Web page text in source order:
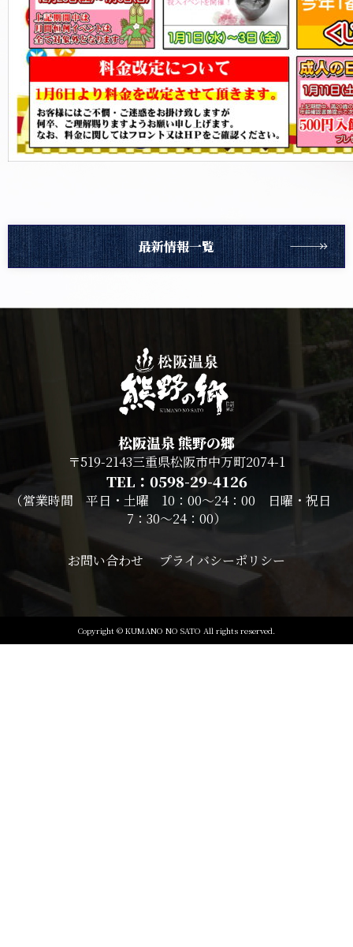
最新情報一覧
松阪温泉 熊野の郷
〒519-2143三重県松阪市中万町2074-1
TEL：0598-29-4126
（営業時間 平日・土曜 10：00～24：00 日曜・祝日
7：30～24：00）
お問い合わせ プライバシーポリシー
Copyright © KUMANO NO SATO All rights reserved.